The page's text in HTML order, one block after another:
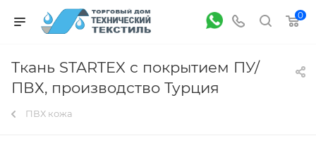
0
Ткань STARTEX с покрытием ПУ/
ПВХ, производство Турция
ПВХ кожа